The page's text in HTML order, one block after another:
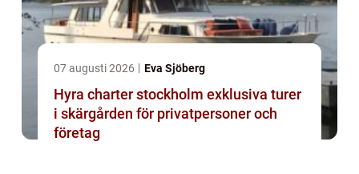
07 augusti 2026 Eva Sjöberg
Hyra charter stockholm exklusiva turer
i skärgården för privatpersoner och
företag